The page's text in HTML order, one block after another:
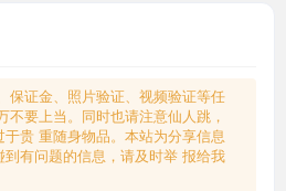
保证金、照片验证、视频验证等任
不要上当。同时也请注意仙人跳，
贵 重随身物品。本站为分享信息
有问题的信息，请及时举 报给我